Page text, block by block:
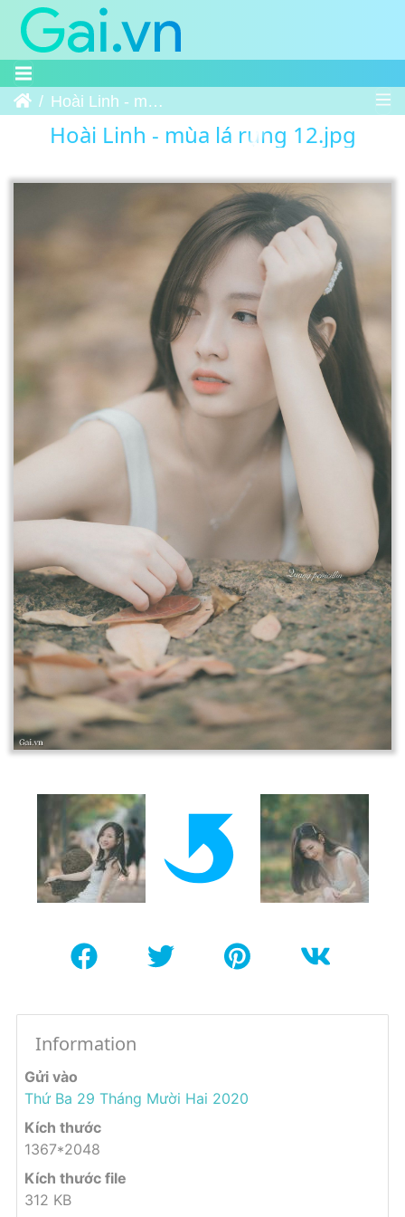
Trang chủHoài Linh - mùa lá rụng 12
Hoài Linh - mùa lá rụng 12.jpg
Information
Gửi vào
Thứ Ba 29 Tháng Mười Hai 2020
Kích thước
1367*2048
Kích thước file
312 KB